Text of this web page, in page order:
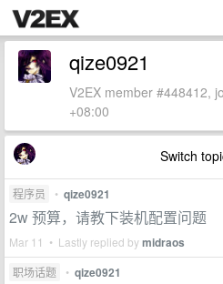
qize0921
V2EX member #448412,
+08:00
Switch
程序员 • qize0921
2w 预算，请教下装机配置问题
Mar 11 • Lastly replied bymidraos
职场话题 • qize0921